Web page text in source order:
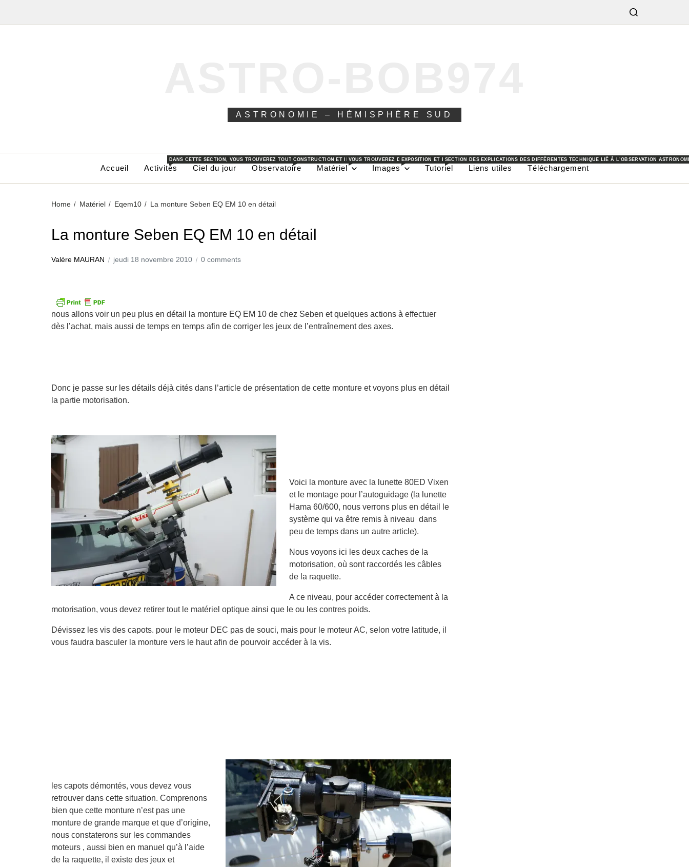
ASTRONOMIE – HÉMISPHÈRE SUD
Accueil Activités
DANS CETTE SECTION, VOUS TROUVEREZ TOUT CE QUE JE PEUX FAIRE DANS AU JOUR LE JOUR POUR L’ASTRONOMIE OU LES DIFFÉRENTES ACTIVITÉS PROPOSÉS PAR LES ASSOCIATIONS OU
Ciel du jour Observatoire
CONSTRUCTION ET INSTALLATION D’UN OBSERVATOIRE DANS LE JARDIN.
Matériel
VOUS TROUVEREZ DANS CES PAGES LES DIFFÉRENTS MATÉRIELS ET OUTILS UTILISÉS POUR LES PRISES DE VUE ET
Images
EXPOSITION ET EXPLICATION DES IMAGES OBTENUES AU COURS DES SOIRÉES D’OBSERVATIONS.
Tutoriel
SECTION DES EXPLICATIONS DES DIFFÉRENTES TECHNIQUE LIÉ À L’OBSERVATION
Liens utiles Téléchargement
Home Matériel Eqem10 La monture Seben EQ EM 10 en détail
La monture Seben EQ EM 10 en détail
Valère MAURAN jeudi 18 novembre 2010 0 comments
nous allons voir un peu plus en détail la monture EQ EM 10 de chez Seben et quelques actions à effectuer
dès l’achat, mais aussi de temps en temps afin de corriger les jeux de l’entraînement des axes.
Donc je passe sur les détails déjà cités dans l’article de présentation de cette monture et voyons plus en détail
la partie motorisation.
Voici la monture avec la lunette 80ED Vixen
et le montage pour l’autoguidage (la lunette
Hama 60/600, nous verrons plus en détail le
système qui va être remis à niveau dans
peu de temps dans un autre article).
Nous voyons ici les deux caches de la
motorisation, où sont raccordés les câbles
de la raquette.
A ce niveau, pour accéder correctement à la
motorisation, vous devez retirer tout le matériel optique ainsi que le ou les contres poids.
Dévissez les vis des capots. pour le moteur DEC pas de souci, mais pour le moteur AC, selon votre latitude, il
vous faudra basculer la monture vers le haut afin de pourvoir accéder à la vis.
les capots démontés, vous devez vous
retrouver dans cette situation. Comprenons
bien que cette monture n’est pas une
monture de grande marque et que d’origine,
nous constaterons sur les commandes
moteurs , aussi bien en manuel qu’à l’aide
de la raquette, il existe des jeux et